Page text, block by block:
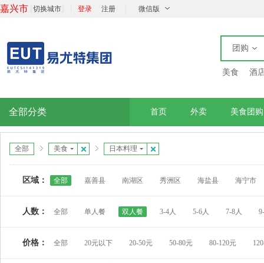
嘉兴市 切换城市 登录 注册 微信版
团购
美食 酒
全部分类 首页 外卖 美食团购
全部 美食 日本料理
区域： 全部 嘉善县 南湖区 秀洲区 海盐县 海宁市
人数： 全部 单人餐 双人餐 3-4人 5-6人 7-8人
价格： 全部 20元以下 20-50元 50-80元 80-120元